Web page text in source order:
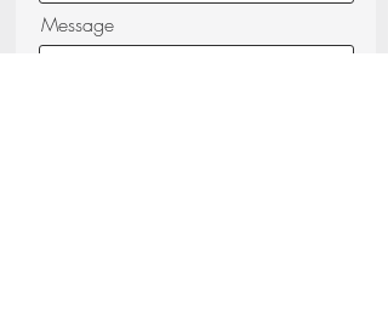
Message